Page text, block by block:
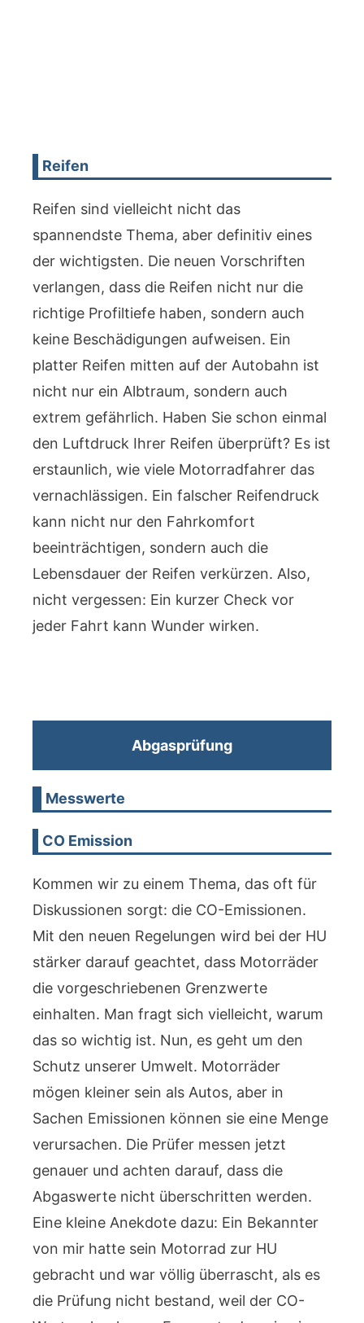
Reifen
Reifen sind vielleicht nicht das
spannendste Thema, aber definitiv eines
der wichtigsten. Die neuen Vorschriften
verlangen, dass die Reifen nicht nur die
richtige Profiltiefe haben, sondern auch
keine Beschädigungen aufweisen. Ein
platter Reifen mitten auf der Autobahn ist
nicht nur ein Albtraum, sondern auch
extrem gefährlich. Haben Sie schon einmal
den Luftdruck Ihrer Reifen überprüft? Es ist
erstaunlich, wie viele Motorradfahrer das
vernachlässigen. Ein falscher Reifendruck
kann nicht nur den Fahrkomfort
beeinträchtigen, sondern auch die
Lebensdauer der Reifen verkürzen. Also,
nicht vergessen: Ein kurzer Check vor
jeder Fahrt kann Wunder wirken.
Abgasprüfung
Messwerte
CO Emission
Kommen wir zu einem Thema, das oft für
Diskussionen sorgt: die CO-Emissionen.
Mit den neuen Regelungen wird bei der HU
stärker darauf geachtet, dass Motorräder
die vorgeschriebenen Grenzwerte
einhalten. Man fragt sich vielleicht, warum
das so wichtig ist. Nun, es geht um den
Schutz unserer Umwelt. Motorräder
mögen kleiner sein als Autos, aber in
Sachen Emissionen können sie eine Menge
verursachen. Die Prüfer messen jetzt
genauer und achten darauf, dass die
Abgaswerte nicht überschritten werden.
Eine kleine Anekdote dazu: Ein Bekannter
von mir hatte sein Motorrad zur HU
gebracht und war völlig überrascht, als es
die Prüfung nicht bestand, weil der CO-